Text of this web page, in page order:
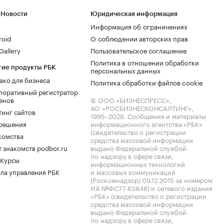
продукты РБК
для бизнеса
регистратор
сайтов
знакомств podbor.ru
управления РБК
Юридическая информация
Информация об ограничениях
О соблюдении авторских прав
Пользовательское соглашение
Политика в отношении обработки
персональных данных
Политика обработки файлов cookie
© ООО «БИЗНЕСПРЕСС»,
АО «РОСБИЗНЕСКОНСАЛТИНГ»,
1995–2026. Сообщения и материалы
информационного агентства «РБК»
(свидетельство о регистрации
средства массовой информации
выдано Федеральной службой
по надзору в сфере связи,
информационных технологий
и массовых коммуникаций
(Роскомнадзор) 09.12.2015 за номером
ИА №ФС77-63848) и сетевого издания
«РБК» (свидетельство о регистрации
средства массовой информации
выдано Федеральной службой
по надзору в сфере связи,